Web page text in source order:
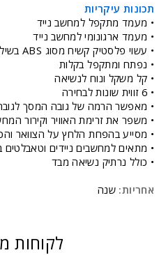
תכונות עיקריות
• מעמד מתקפל למחשב נייד
• מעמד ארגונומי למחשב נייד
• עשוי פלסטיק קשיח מסוג ABS בשילוב סיליקון
• נפתח ומתקפל בקלות
• קל משקל ונוח לנשיאה
• 6 זווית שונות לבחירה
• מאפשר הרמה של גובה המסך
• משפר את זרימת האוויר וקירור
• מסייע בהפחת הלחץ על הצוואר
• מתאים למחשבים ניידים וטאבלטים במידות
• כולל נרתיק נשיאה מבד
אחריות: שנה
לקוחות